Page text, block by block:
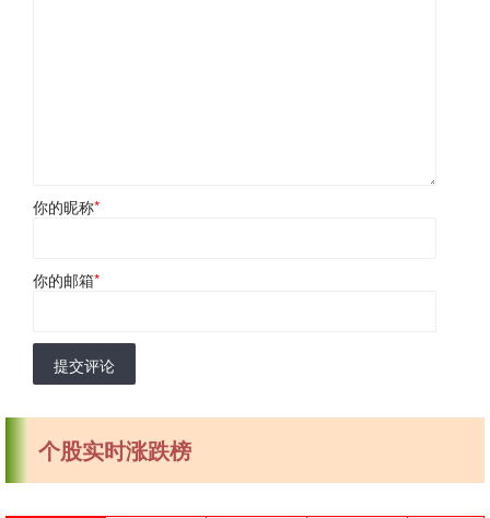
你的昵称*
你的邮箱*
提交评论
个股实时涨跌榜